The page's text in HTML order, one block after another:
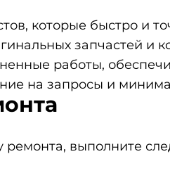
которые быстро и
запчастей и
работы,
на запросы и
ремонта, выполните